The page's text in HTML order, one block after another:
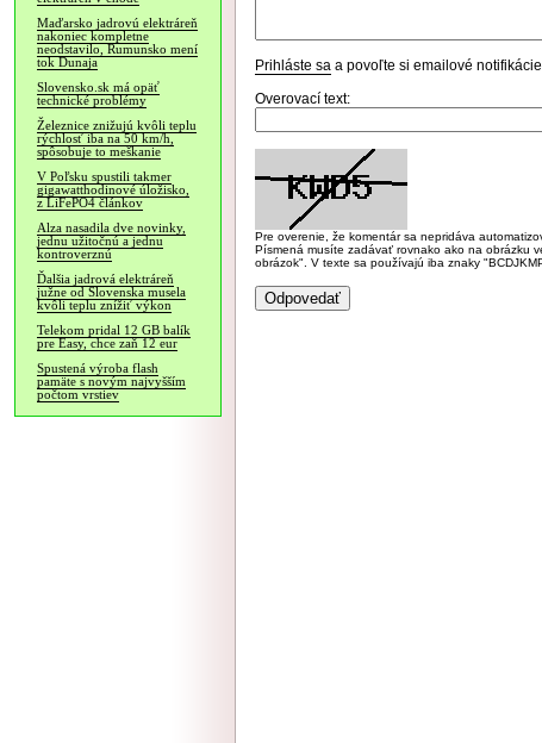
Maďarsko jadrovú elektráreň
nakoniec kompletne
neodstavilo, Rumunsko mení
tok Dunaja
Slovensko.sk má opäť
technické problémy
Železnice znižujú kvôli teplu
rýchlosť iba na 50 km/h,
spôsobuje to meškanie
V Poľsku spustili takmer
gigawatthodinové úložisko,
z LiFePO4 článkov
Alza nasadila dve novinky,
jednu užitočnú a jednu
kontroverznú
Ďalšia jadrová elektráreň
južne od Slovenska musela
kvôli teplu znížiť výkon
Telekom pridal 12 GB balík
pre Easy, chce zaň 12 eur
Spustená výroba flash
pamäte s novým najvyšším
počtom vrstiev
Prihláste sa a povoľte si emailové
Overovací text:
Pre overenie, že komentár sa nepridáva
Písmená musíte zadávať rovnako ako na obrázku
obrázok". V texte sa používajú iba znaky